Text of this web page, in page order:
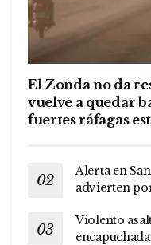
El Zonda no da
vuelve a quedar
fuertes ráfagas
Alerta en
advierten
Violento